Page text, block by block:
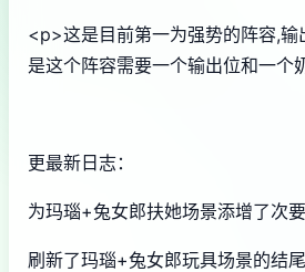
<p>这是目前第一为强势的阵容,输
是这个阵容需要一个输出位和一个
更最新日志：
为玛瑙+兔女郎扶她场景添增了次
刷新了玛瑙+兔女郎玩具场景的结